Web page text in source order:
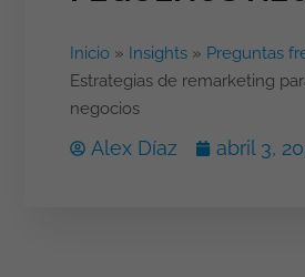
Inicio» Insights» Preguntas
Estrategias de remarketing
negocios
Alex Díaz abril 3,